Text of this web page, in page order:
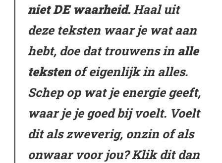
niet DE waarheid.Haal uit
deze teksten waar je wat aan
hebt, doe dat trouwens in alle
tekstenof eigenlijk in alles.
Schep op wat je energie geeft,
waar je je goed bij voelt. Voelt
dit als zweverig, onzin of als
onwaar voor jou? Klik dit dan